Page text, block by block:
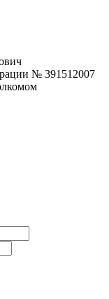
№ 391512007